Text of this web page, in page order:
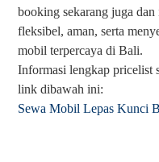
booking sekarang juga
fleksibel, aman, serta
mobil terpercaya di Bali.
Informasi lengkap pricelist
link dibawah ini:
Sewa Mobil Lepas Kunci